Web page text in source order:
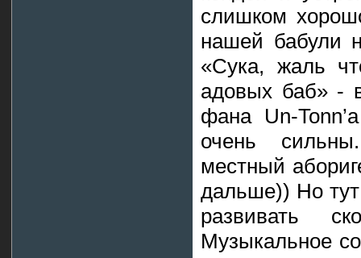
слишком
нашей бабули
«Сука, жаль
адовых баб» -
фана Un-
очень
местный
дальше)) Но тут
развивать
Музыкальное